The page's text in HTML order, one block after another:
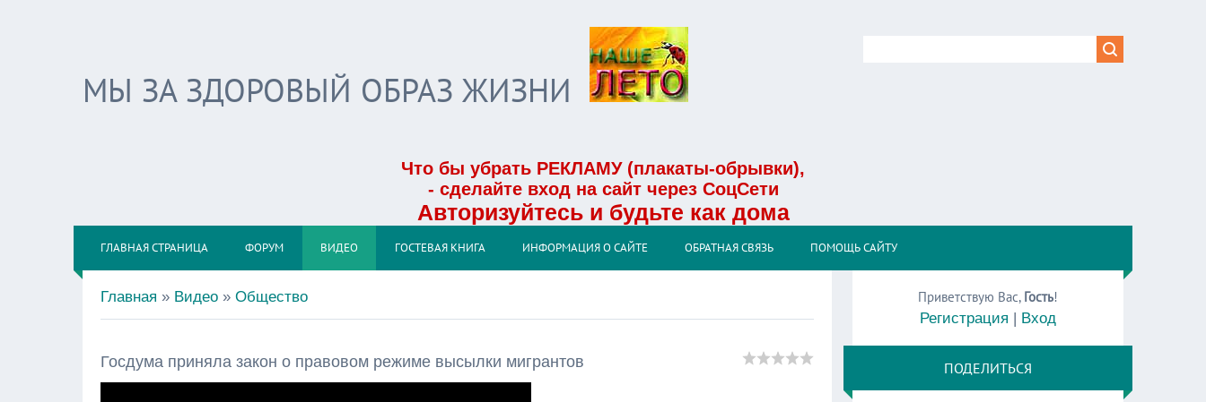
МЫ ЗА ЗДОРОВЫЙ ОБРАЗ ЖИЗНИ
Что бы убрать РЕКЛАМУ (плакаты-обрывки),
- сделайте вход на сайт через СоцСети
Авторизуйтесь и будьте как дома
ГЛАВНАЯ СТРАНИЦА ФОРУМ ВИДЕО ГОСТЕВАЯ КНИГА ИНФОРМАЦИЯ О САЙТЕ ОБРАТНАЯ СВЯЗЬ ПОМОЩЬ САЙТУ
Главная » Видео » Общество
Госдума приняла закон о правовом режиме высылки мигрантов
Приветствую Вас, Гость!
Регистрация | Вход
ПОДЕЛИТЬСЯ